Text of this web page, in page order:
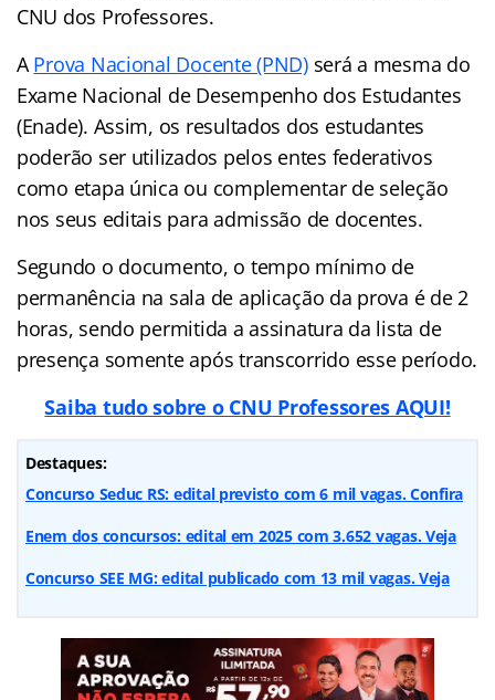
CNU dos Professores.
AProva Nacional Docente (PND)será a mesma do
Exame Nacional de Desempenho dos Estudantes
(Enade). Assim, os resultados dos estudantes
poderão ser utilizados pelos entes federativos
como etapa única ou complementar de seleção
nos seus editais para admissão de docentes.
Segundo o documento, o tempo mínimo de
permanência na sala de aplicação da prova é de 2
horas, sendo permitida a assinatura da lista de
presença somente após transcorrido esse período.
Saiba tudo sobre o CNU Professores AQUI!
Destaques:
Concurso Seduc RS: edital previsto com 6 mil vagas. Confira
Enem dos concursos: edital em 2025 com 3.652 vagas. Veja
Concurso SEE MG: edital publicado com 13 mil vagas. Veja